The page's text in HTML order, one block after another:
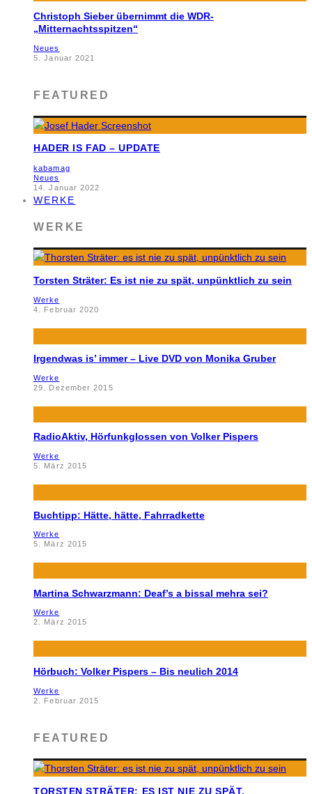
Christoph Sieber übernimmt die WDR-
„Mitternachtsspitzen“
Neues
5. Januar 2021
FEATURED
HADER IS FAD – UPDATE
kabamag
Neues
14. Januar 2022
WERKE
WERKE
Torsten Sträter: Es ist nie zu spät, unpünktlich zu sein
Werke
4. Februar 2020
Irgendwas is’ immer – Live DVD von Monika Gruber
Werke
29. Dezember 2015
RadioAktiv, Hörfunkglossen von Volker Pispers
Werke
5. März 2015
Buchtipp: Hätte, hätte, Fahrradkette
Werke
5. März 2015
Martina Schwarzmann: Deaf’s a bissal mehra sei?
Werke
2. März 2015
Hörbuch: Volker Pispers – Bis neulich 2014
Werke
2. Februar 2015
FEATURED
TORSTEN STRÄTER: ES IST NIE ZU SPÄT,